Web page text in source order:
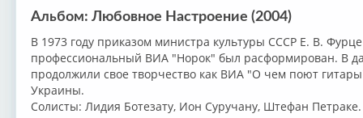
Альбом: Любовное Настроение (2004)
В 1973 году приказом министра культуры СССР Е. В.
профессиональный ВИА "Норок" был расформирован. В
продолжили свое творчество как ВИА "О чем поют
Украины.
Солисты: Лидия Ботезату, Ион Суручану, Штефан